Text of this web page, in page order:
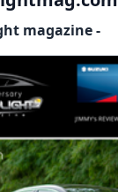
magazine -